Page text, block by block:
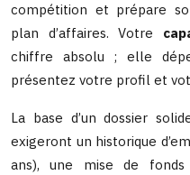
compétition et prépare
plan d’affaires. Votre
chiffre absolu ; elle
présentez votre profil et
La base d’un dossier
exigeront un historique
ans), une mise de